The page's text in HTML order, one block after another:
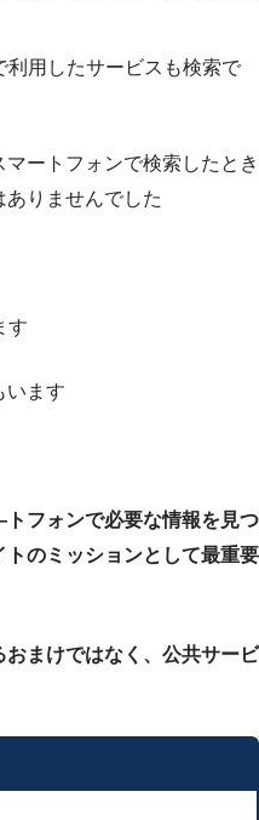
用したサービスも検索で
ートフォンで検索したとき
りませんでした
す
います
フォンで必要な情報を見つ
トのミッションとして最重要
まけではなく、公共サービ